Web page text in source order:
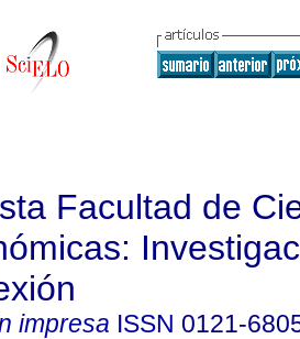
Facultad de
impresa ISSN 0121-